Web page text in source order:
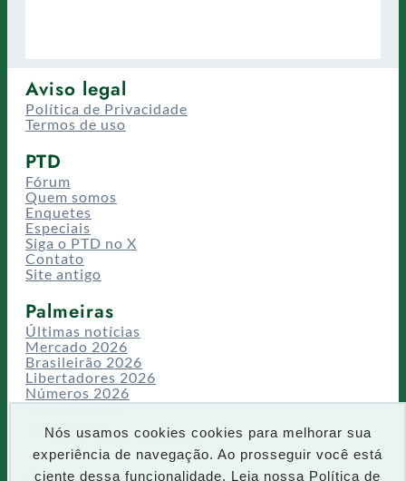
Nós usamos cookies cookies para melhorar sua
experiência de navegação. Ao prosseguir você está
ciente dessa funcionalidade. Leia nossa Política de
Aviso legal
Política de Privacidade
Termos de uso
PTD
Fórum
Quem somos
Enquetes
Especiais
Siga o PTD no X
Contato
Site antigo
Palmeiras
Últimas notícias
Mercado 2026
Brasileirão 2026
Libertadores 2026
Números 2026
Campeonatos
Temporadas
CT/Centro de Excelência